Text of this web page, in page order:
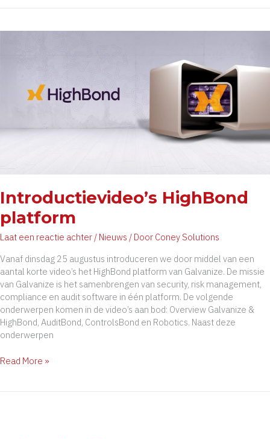
Introductievideo’s HighBond
platform
Laat een reactie achter / Nieuws / Door Coney Solutions
Vanaf dinsdag 25 augustus introduceren we door middel van een
aantal korte video’s het HighBond platform van Galvanize. De missie
van Galvanize is het samenbrengen van security, risk management,
compliance en audit software in één platform. De volgende
onderwerpen komen in de video’s aan bod: Overview Galvanize &
HighBond, AuditBond, ControlsBond en Robotics. Naast deze
onderwerpen
Introductievideo’s
Read More »